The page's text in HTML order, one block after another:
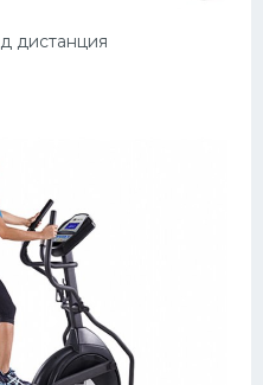
дистанция